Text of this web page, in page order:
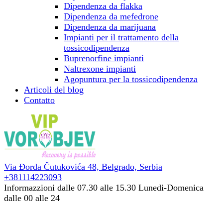
Dipendenza da flakka
Dipendenza da mefedrone
Dipendenza da marijuana
Impianti per il trattamento della
tossicodipendenza
Buprenorfine impianti
Naltrexone impianti
Agopuntura per la tossicodipendenza
Articoli del blog
Contatto
Via Đorđa Čutukovića 48, Belgrado, Serbia
+381114223093
Informazzioni dalle 07.30 alle 15.30 Lunedi-Domenica
dalle 00 alle 24